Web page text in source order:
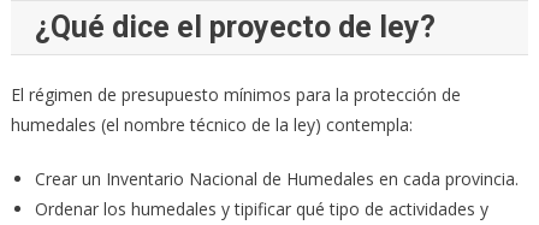
¿Qué dice el proyecto de ley?
El régimen de presupuesto mínimos para la protección de
humedales (el nombre técnico de la ley) contempla:
Crear un Inventario Nacional de Humedales en cada provincia.
Ordenar los humedales y tipificar qué tipo de actividades y